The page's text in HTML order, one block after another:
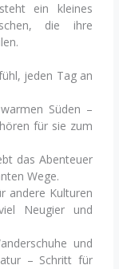
ein kleines
die ihre
jeden Tag an
Süden –
für sie zum
das Abenteuer
Wege.
andere Kulturen
Neugier und
und
– Schritt für